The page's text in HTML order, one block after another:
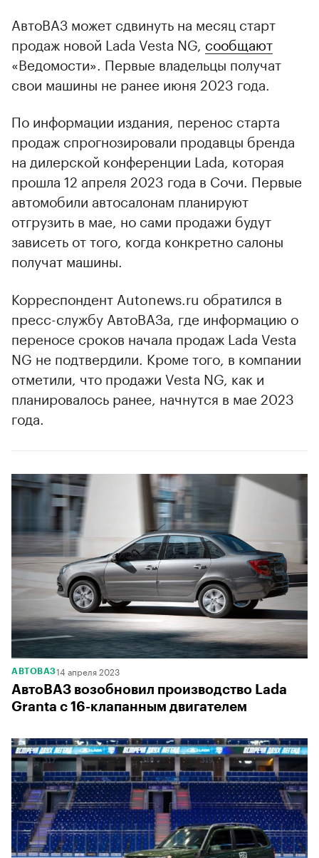
АвтоВАЗ может сдвинуть на месяц старт
продаж новой Lada Vesta NG, сообщают
«Ведомости». Первые владельцы получат
свои машины не ранее июня 2023 года.
По информации издания, перенос старта
продаж спрогнозировали продавцы бренда
на дилерской конференции Lada, которая
прошла 12 апреля 2023 года в Сочи. Первые
автомобили автосалонам планируют
отгрузить в мае, но сами продажи будут
зависеть от того, когда конкретно салоны
получат машины.
Корреспондент Autonews.ru обратился в
пресс-службу АвтоВАЗа, где информацию о
переносе сроков начала продаж Lada Vesta
NG не подтвердили. Кроме того, в компании
отметили, что продажи Vesta NG, как и
планировалось ранее, начнутся в мае 2023
года.
АВТОВАЗ14 апреля 2023
АвтоВАЗ возобновил производство Lada
Granta с 16-клапанным двигателем